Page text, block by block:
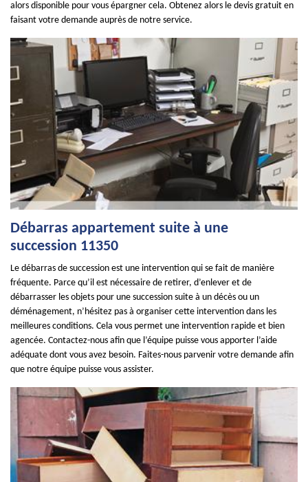
alors disponible pour vous épargner cela. Obtenez alors le devis gratuit en
faisant votre demande auprès de notre service.
Débarras appartement suite à une
succession 11350
Le débarras de succession est une intervention qui se fait de manière
fréquente. Parce qu’il est nécessaire de retirer, d’enlever et de
débarrasser les objets pour une succession suite à un décès ou un
déménagement, n’hésitez pas à organiser cette intervention dans les
meilleures conditions. Cela vous permet une intervention rapide et bien
agencée. Contactez-nous afin que l’équipe puisse vous apporter l’aide
adéquate dont vous avez besoin. Faites-nous parvenir votre demande afin
que notre équipe puisse vous assister.